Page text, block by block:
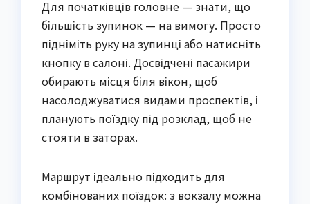
Для початківців головне — знати, що
більшість зупинок — на вимогу. Просто
підніміть руку на зупинці або натисніть
кнопку в салоні. Досвідчені пасажири
обирають місця біля вікон, щоб
насолоджуватися видами проспектів, і
планують поїздку під розклад, щоб не
стояти в заторах.
Маршрут ідеально підходить для
комбінованих поїздок: з вокзалу можна